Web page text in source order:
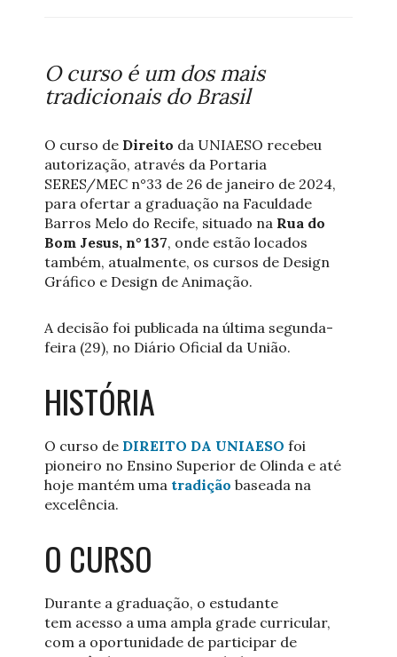
O curso é um dos mais
tradicionais do Brasil
O curso de Direito da UNIAESO recebeu
autorização, através da Portaria
SERES/MEC n°33 de 26 de janeiro de 2024,
para ofertar a graduação na Faculdade
Barros Melo do Recife, situado na Rua do
Bom Jesus, n° 137, onde estão locados
também, atualmente, os cursos de Design
Gráfico e Design de Animação.
A decisão foi publicada na última segunda-
feira (29), no Diário Oficial da União.
HISTÓRIA
O curso de DIREITO DA UNIAESO foi
pioneiro no Ensino Superior de Olinda e até
hoje mantém uma tradição baseada na
excelência.
O CURSO
Durante a graduação, o estudante
tem acesso a uma ampla grade curricular,
com a oportunidade de participar de